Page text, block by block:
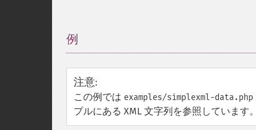
例
注意:
この例では examples/simplexml-data.php
プルにある XML 文字列を参照しています。